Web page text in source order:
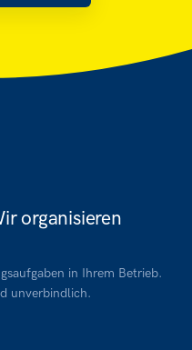
organisieren
in Ihrem Betrieb.
unverbindlich.